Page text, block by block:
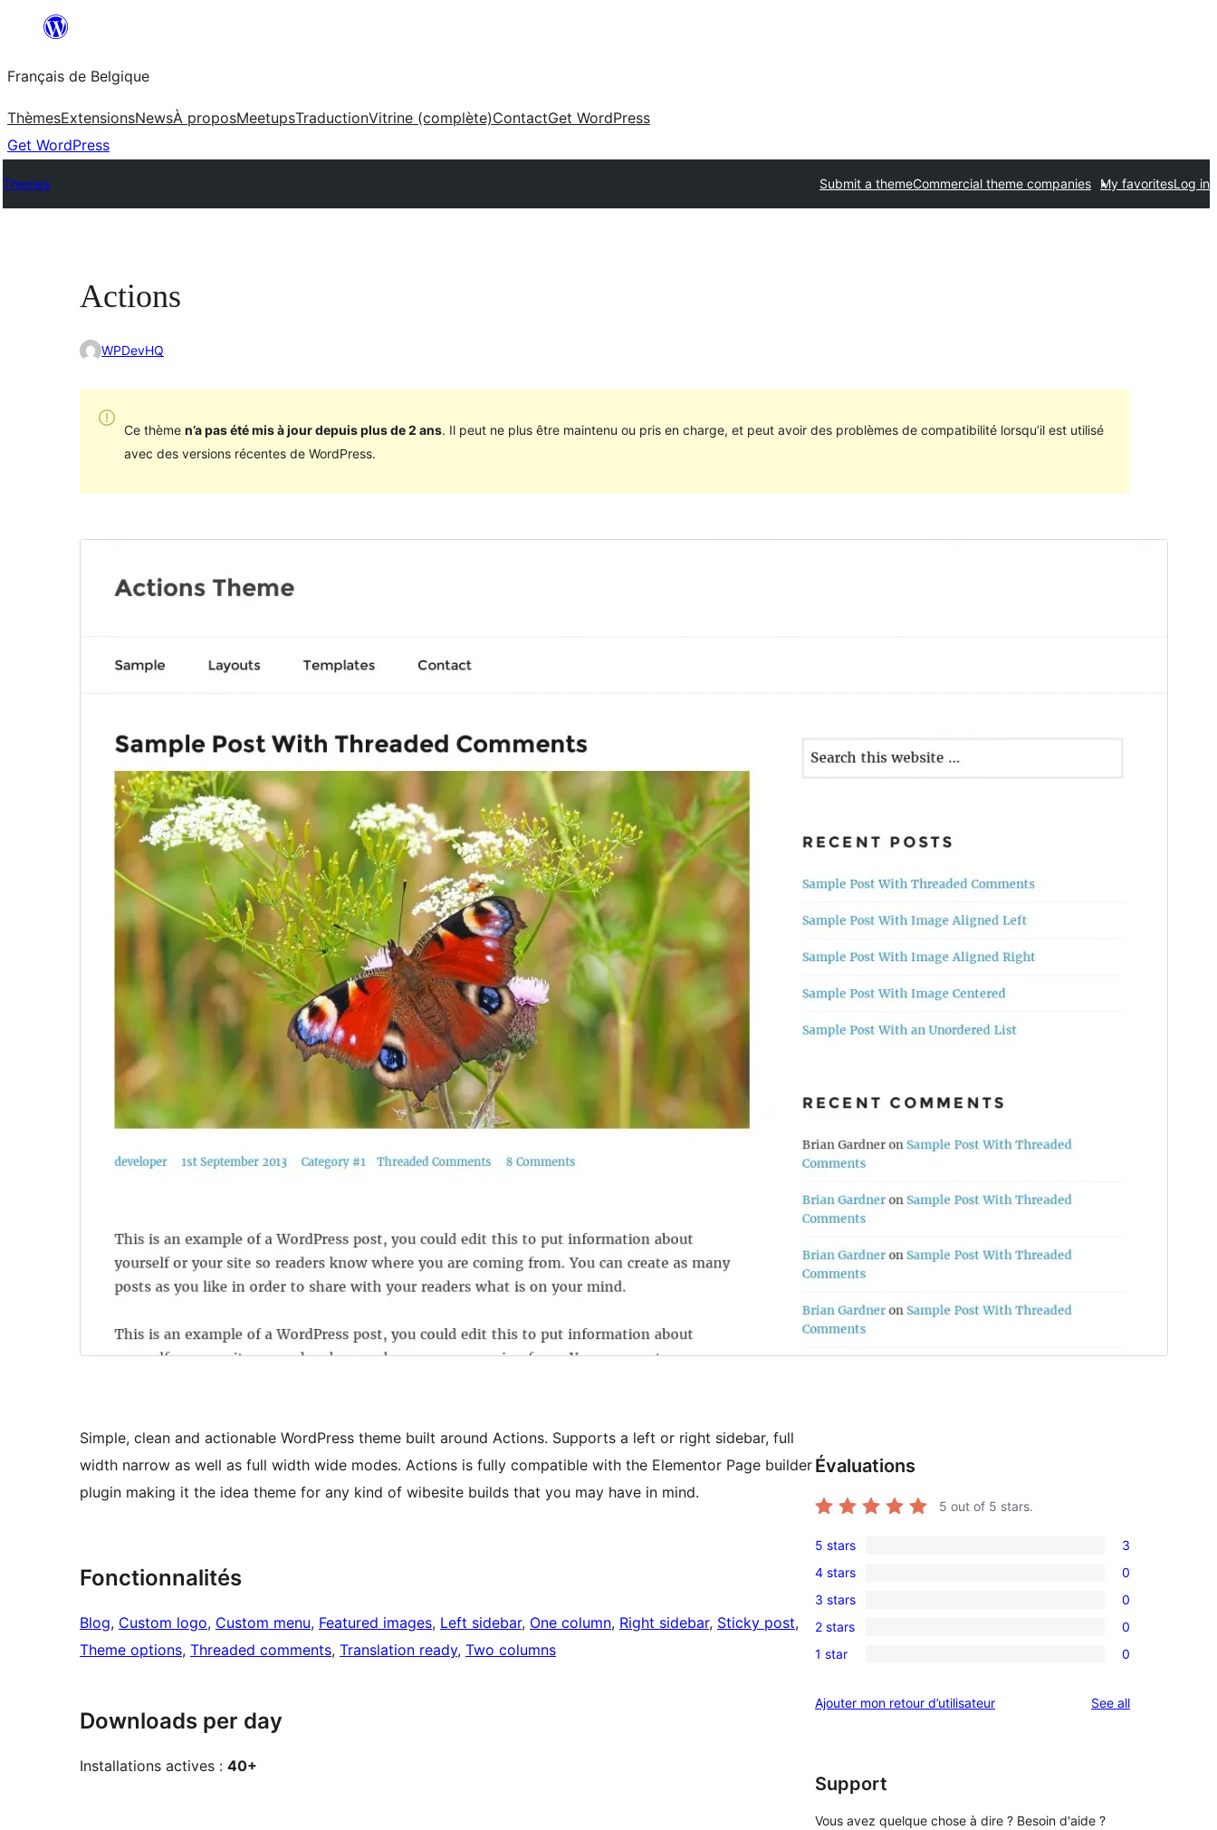
contenu
Français de Belgique
ThèmesExtensionsNewsÀ proposMeetupsTraductionVitrine (complète)ContactGet WordPress
Get WordPress
Themes Submit a themeCommercial theme companies My favoritesLog in
Actions
WPDevHQ
Ce thème n’a pas été mis à jour depuis plus de 2 ans. Il peut ne plus être maintenu ou pris en charge, et peut avoir des problèmes de compatibilité lorsqu’il est utilisé
avec des versions récentes de WordPress.
Simple, clean and actionable WordPress theme built around Actions. Supports a left or right sidebar, full
width narrow as well as full width wide modes. Actions is fully compatible with the Elementor Page builder
plugin making it the idea theme for any kind of wibesite builds that you may have in mind.
Fonctionnalités
Blog, Custom logo, Custom menu, Featured images, Left sidebar, One column, Right sidebar, Sticky post
Theme options, Threaded comments, Translation ready, Two columns
Downloads per day
Installations actives : 40+
Évaluations
5 out of 5 stars.
3
5-
star
reviews
5 stars 3
0
4-
star
reviews
4 stars 0
0
3-
star
3 stars 0
0
2-
reviews
2 stars 0
0
star
1 star 0
Ajouter mon retour d’utilisateur See allreviews
Support
Vous avez quelque chose à dire ? Besoin d'aide ?